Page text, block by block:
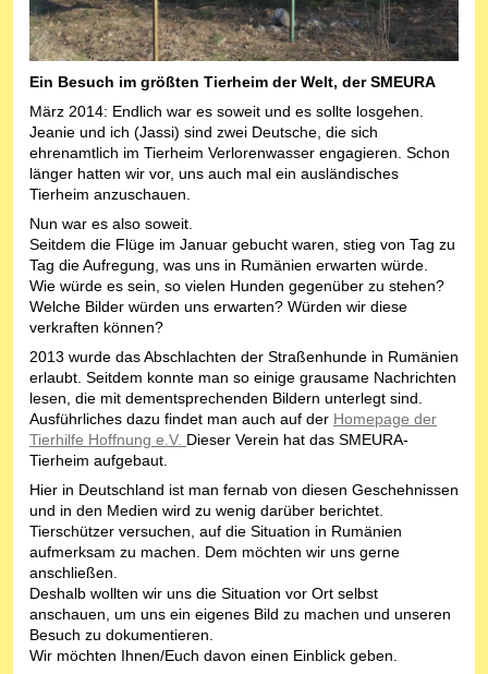
Ein Besuch im größten Tierheim der Welt, der SMEURA
März 2014: Endlich war es soweit und es sollte losgehen.
Jeanie und ich (Jassi) sind zwei Deutsche, die sich
ehrenamtlich im Tierheim Verlorenwasser engagieren. Schon
länger hatten wir vor, uns auch mal ein ausländisches
Tierheim anzuschauen.
Nun war es also soweit.
Seitdem die Flüge im Januar gebucht waren, stieg von Tag zu
Tag die Aufregung, was uns in Rumänien erwarten würde.
Wie würde es sein, so vielen Hunden gegenüber zu stehen?
Welche Bilder würden uns erwarten? Würden wir diese
verkraften können?
2013 wurde das Abschlachten der Straßenhunde in Rumänien
erlaubt. Seitdem konnte man so einige grausame Nachrichten
lesen, die mit dementsprechenden Bildern unterlegt sind.
Ausführliches dazu findet man auch auf der Homepage der
Tierhilfe Hoffnung e.V. Dieser Verein hat das SMEURA-
Tierheim aufgebaut.
Hier in Deutschland ist man fernab von diesen Geschehnissen
und in den Medien wird zu wenig darüber berichtet.
Tierschützer versuchen, auf die Situation in Rumänien
aufmerksam zu machen. Dem möchten wir uns gerne
anschließen.
Deshalb wollten wir uns die Situation vor Ort selbst
anschauen, um uns ein eigenes Bild zu machen und unseren
Besuch zu dokumentieren.
Wir möchten Ihnen/Euch davon einen Einblick geben.